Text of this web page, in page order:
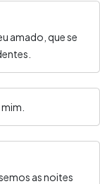
amado, que se
as noites